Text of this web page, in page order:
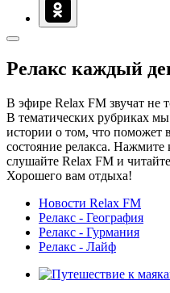
Релакс каждый
В эфире Relax FM звучат не
В тематических рубриках
истории о том, что поможет
состояние релакса.
слушайте Relax FM и
Хорошего вам отдыха!
Новости Relax FM
Релакс - География
Релакс - Гурмания
Релакс - Лайф